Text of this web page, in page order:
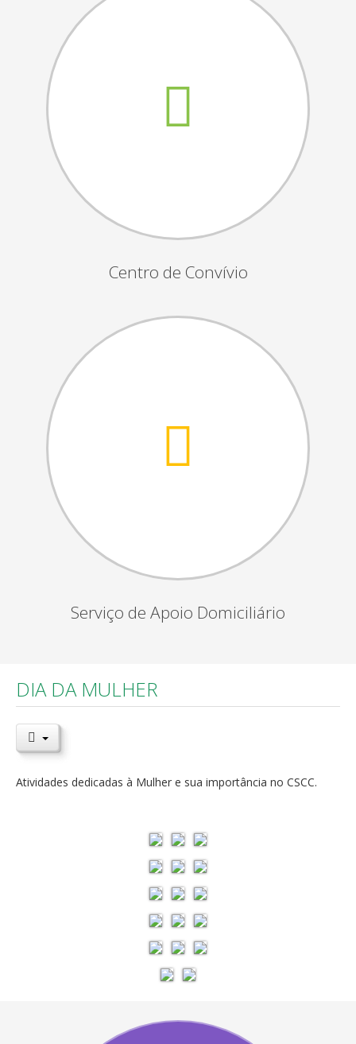
Semana Sénior
Passeio do Idoso
Associados
Orgãos Sociais
Publicações Oficiais
Contactos
Centro de Convívio
Serviço de Apoio Domiciliário
DIA DA MULHER
Atividades dedicadas à Mulher e sua importância no CSCC.